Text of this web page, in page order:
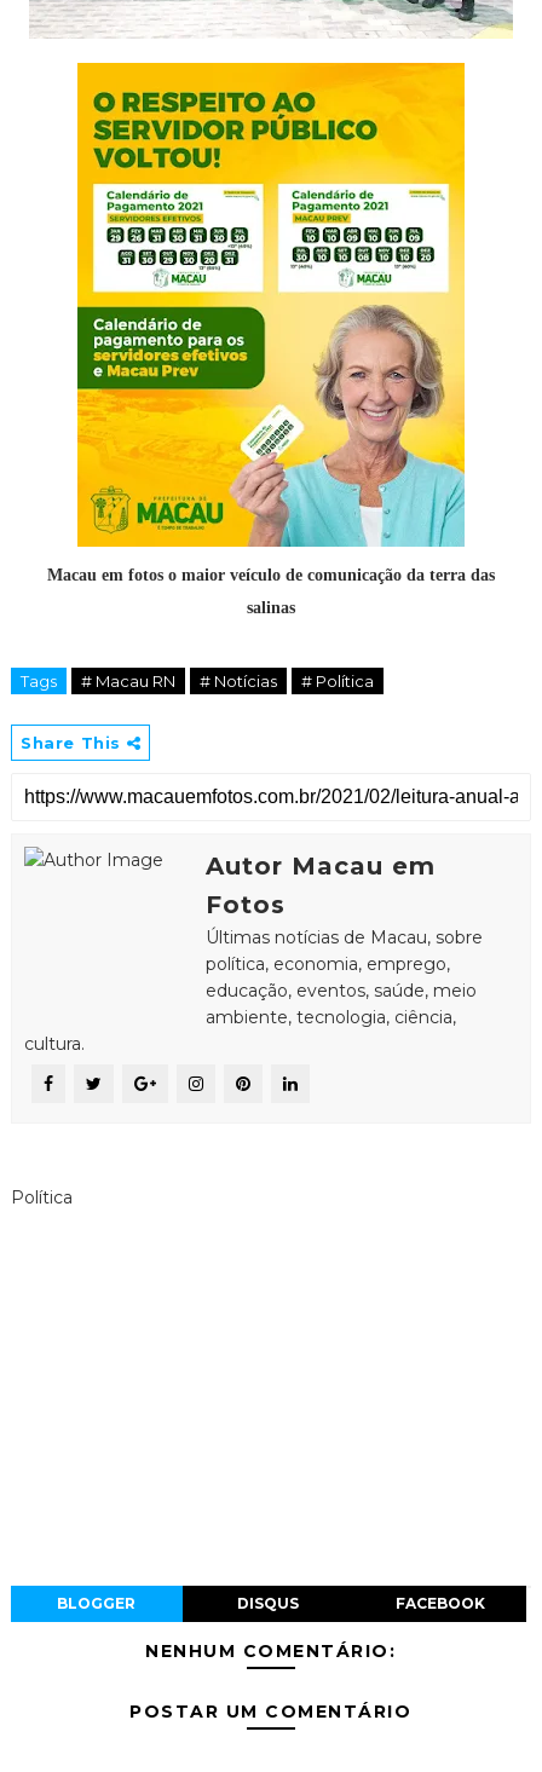
Macau em fotos o maior veículo de comunicação da terra das
salinas
Tags # Macau RN # Notícias # Política
Share This
Autor Macau em
Fotos
Últimas notícias de Macau, sobre
política, economia, emprego,
educação, eventos, saúde, meio
ambiente, tecnologia, ciência,
cultura.
Política
BLOGGER DISQUS FACEBOOK
NENHUM COMENTÁRIO:
POSTAR UM COMENTÁRIO